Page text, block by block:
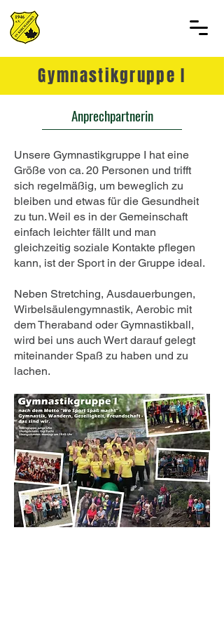
Gymnastikgruppe I
Anprechpartnerin
Unsere Gymnastikgruppe I hat eine
Größe von ca. 20 Personen und trifft
sich regelmäßig, um beweglich zu
bleiben und etwas für die Gesundheit
zu tun. Weil es in der Gemeinschaft
einfach leichter fällt und man
gleichzeitig soziale Kontakte pflegen
kann, ist der Sport in der Gruppe ideal.
Neben Stretching, Ausdauerbungen,
Wirbelsäulengymnastik, Aerobic mit
dem Theraband oder Gymnastikball,
wird bei uns auch Wert darauf gelegt
miteinander Spaß zu haben und zu
lachen.